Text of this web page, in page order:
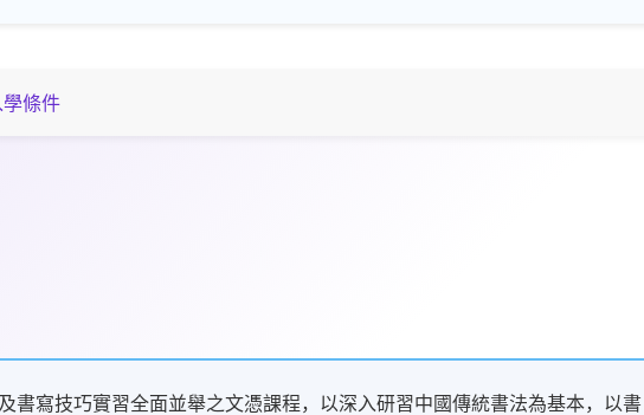
條件
書寫技巧實習全面並舉之文憑課程，以深入研習中國傳統書法為基本，以書